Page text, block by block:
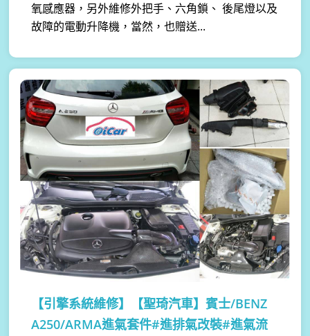
氧感應器，另外維修外把手、六角鎖、 後尾燈以及
故障的電動升降機，當然，也贈送...
【引擎系統維修】
【聖琦汽車】賓士/BENZ
A250/ARMA進氣套件#進排氣改裝#進氣流